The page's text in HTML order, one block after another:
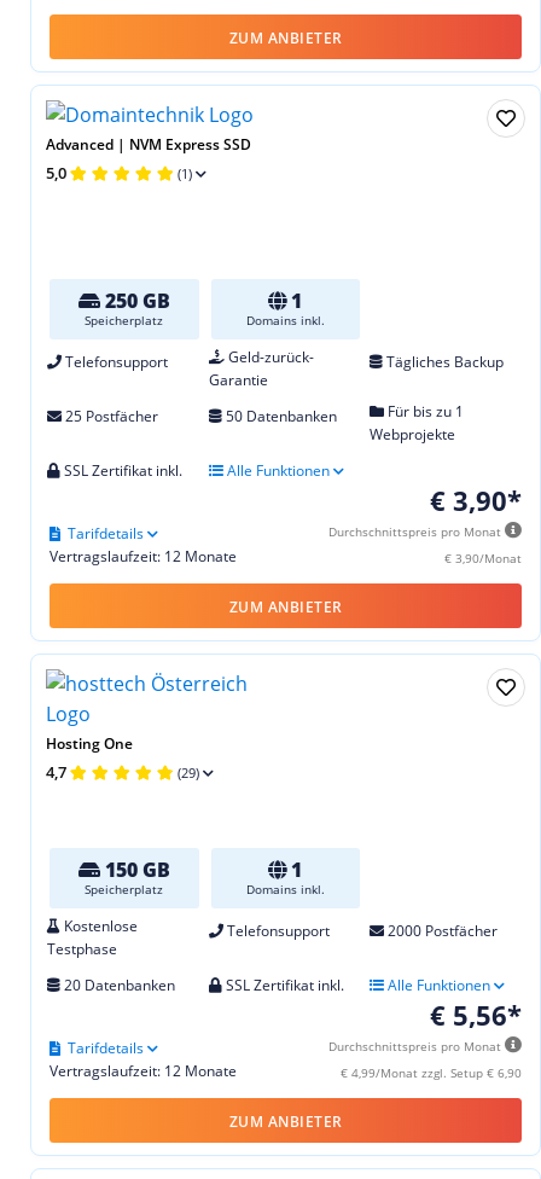
ZUM ANBIETER
Advanced | NVM Express SSD
5,0 (1)
250 GB
Speicherplatz
1
Domains inkl.
Telefonsupport
Geld-zurück-
Garantie
Tägliches Backup
25 Postfächer 50 Datenbanken
Für bis zu 1
Webprojekte
SSL Zertifikat inkl.
Alle Funktionen
€ 3,90*
Durchschnittspreis pro Monat
€ 3,90/Monat
Vertragslaufzeit: 12 Monate
Tarifdetails
ZUM ANBIETER
Hosting One
4,7 (29)
150 GB
Speicherplatz
1
Domains inkl.
Kostenlose
Testphase
Telefonsupport 2000 Postfächer
20 Datenbanken SSL Zertifikat inkl. Alle Funktionen
€ 5,56*
Durchschnittspreis pro Monat
€ 4,99/Monat zzgl. Setup € 6,90
Vertragslaufzeit: 12 Monate
Tarifdetails
ZUM ANBIETER